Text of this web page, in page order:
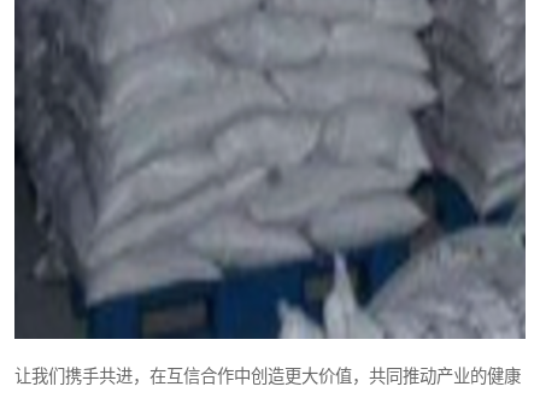
让我们携手共进，在互信合作中创造更大价值，共同推动产业的健康